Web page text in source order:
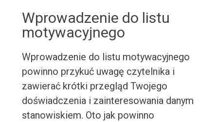
Wprowadzenie do listu
motywacyjnego
Wprowadzenie do listu motywacyjnego
powinno przykuć uwagę czytelnika i
zawierać krótki przegląd Twojego
doświadczenia i zainteresowania danym
stanowiskiem. Oto jak powinno